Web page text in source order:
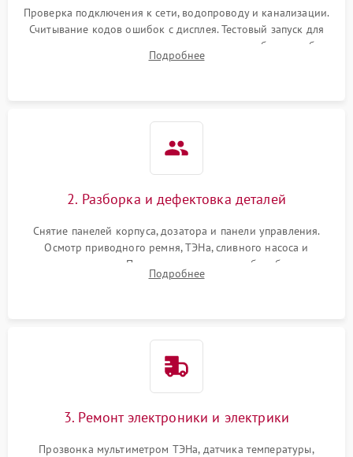
Проверка подключения к сети, водопроводу и канализации.
Считывание кодов ошибок с дисплея. Тестовый запуск для
выявления посторонних шумов, протечек или сбоев в работе
электронного модуля управления.
Подробнее
2. Разборка и дефектовка деталей
Снятие панелей корпуса, дозатора и панели управления.
Осмотр приводного ремня, ТЭНа, сливного насоса и
амортизаторов. Проверка подшипников барабана и
крестовины на износ, а манжеты люка на разрывы.
Подробнее
3. Ремонт электроники и электрики
Прозвонка мультиметром ТЭНа, датчика температуры,